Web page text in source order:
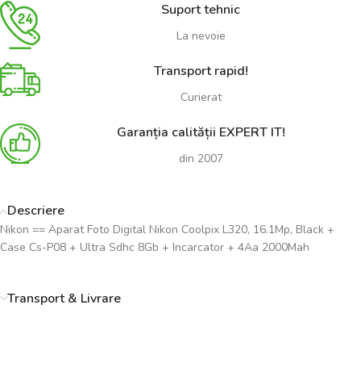
Suport tehnic
La nevoie
Transport rapid!
Curierat
Garanția calității EXPERT IT!
din 2007
Descriere
Nikon == Aparat Foto Digital Nikon Coolpix L320, 16.1Mp, Black +
Case Cs-P08 + Ultra Sdhc 8Gb + Incarcator + 4Aa 2000Mah
Transport & Livrare